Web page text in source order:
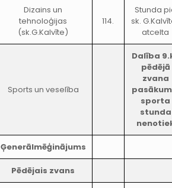
Dizains un
tehnoloģijas
(sk.G.Kalvīte)
114.
Stunda
sk.
atcelta
Sports un veselība
Dalība
pēdējā
zvana
sporta
stunda
Ģenerālmēģinājums
Pēdējais zvans